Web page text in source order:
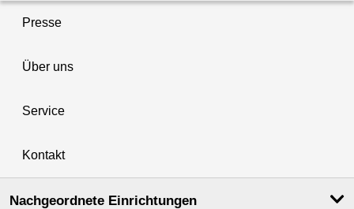
Presse
Über uns
Service
Kontakt
Nachgeordnete Einrichtungen